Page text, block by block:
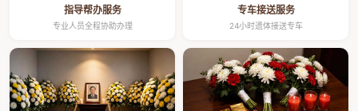
指导帮办服务
专业人员全程协助办理
专车接送服务
24小时遗体接送专车